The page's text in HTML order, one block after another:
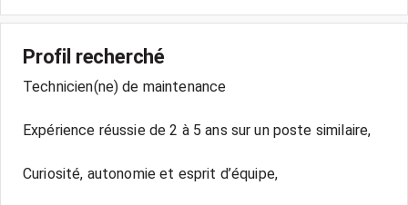
Profil recherché
Technicien(ne) de maintenance
Expérience réussie de 2 à 5 ans sur un poste similaire,
Curiosité, autonomie et esprit d’équipe,